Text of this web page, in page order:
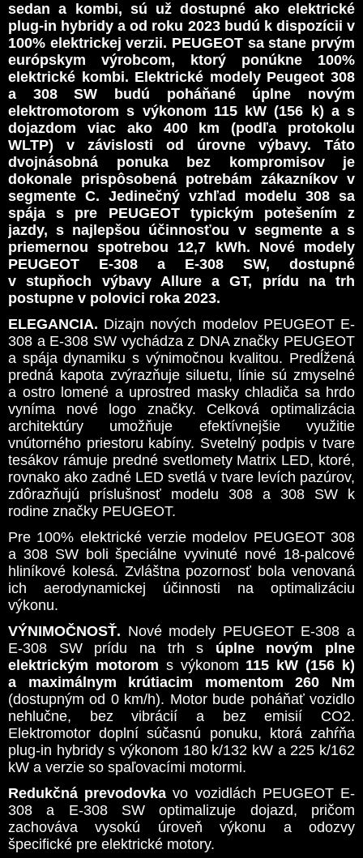
sedan a kombi, sú už dostupné ako elektrické
plug-in hybridy a od roku 2023 budú k dispozícii v
100% elektrickej verzii. PEUGEOT sa stane prvým
európskym výrobcom, ktorý ponúkne 100%
elektrické kombi. Elektrické modely Peugeot 308
a 308 SW budú poháňané úplne novým
elektromotorom s výkonom 115 kW (156 k) a s
dojazdom viac ako 400 km (podľa protokolu
WLTP) v závislosti od úrovne výbavy. Táto
dvojnásobná ponuka bez kompromisov je
dokonale prispôsobená potrebám zákazníkov v
segmente C. Jedinečný vzhľad modelu 308 sa
spája s pre PEUGEOT typickým potešením z
jazdy, s najlepšou účinnosťou v segmente a s
priemernou spotrebou 12,7 kWh. Nové modely
PEUGEOT E-308 a E-308 SW, dostupné
v stupňoch výbavy Allure a GT, prídu na trh
postupne v polovici roka 2023.
ELEGANCIA. Dizajn nových modelov PEUGEOT E-
308 a E-308 SW vychádza z DNA značky PEUGEOT
a spája dynamiku s výnimočnou kvalitou. Predĺžená
predná kapota zvýrazňuje siluetu, línie sú zmyselné
a ostro lomené a uprostred masky chladiča sa hrdo
vyníma nové logo značky. Celková optimalizácia
architektúry umožňuje efektívnejšie využitie
vnútorného priestoru kabíny. Svetelný podpis v tvare
tesákov rámuje predné svetlomety Matrix LED, ktoré,
rovnako ako zadné LED svetlá v tvare levích pazúrov,
zdôrazňujú príslušnosť modelu 308 a 308 SW k
rodine značky PEUGEOT.
Pre 100% elektrické verzie modelov PEUGEOT 308
a 308 SW boli špeciálne vyvinuté nové 18-palcové
hliníkové kolesá. Zvláštna pozornosť bola venovaná
ich aerodynamickej účinnosti na optimalizáciu
výkonu.
VÝNIMOČNOSŤ. Nové modely PEUGEOT E-308 a
E-308 SW prídu na trh s úplne novým plne
elektrickým motorom s výkonom 115 kW (156 k)
a maximálnym krútiacim momentom 260 Nm
(dostupným od 0 km/h). Motor bude poháňať vozidlo
nehlučne, bez vibrácií a bez emisií CO2.
Elektromotor doplní súčasnú ponuku, ktorá zahŕňa
plug-in hybridy s výkonom 180 k/132 kW a 225 k/162
kW a verzie so spaľovacími motormi.
Redukčná prevodovka vo vozidlách PEUGEOT E-
308 a E-308 SW optimalizuje dojazd, pričom
zachováva vysokú úroveň výkonu a odozvy
špecifické pre elektrické motory.